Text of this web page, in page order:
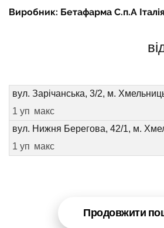
Виробник: Бетафарма С.п.А Італія
вул. Зарічанська, 3/2, м.
1 уп макс
вул. Нижня Берегова, 42/1, м.
1 уп макс
Продовжити